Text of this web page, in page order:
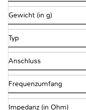
Gewicht (in g)
Typ
Anschluss
Frequenzumfang
Impedanz (in Ohm)